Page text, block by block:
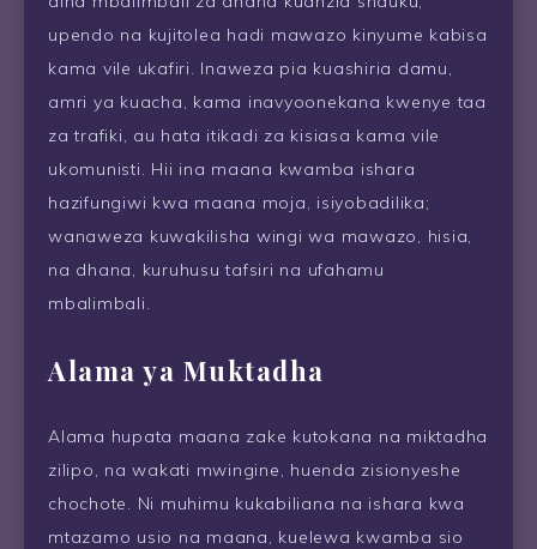
upendo na kujitolea hadi mawazo kinyume kabisa
kama vile ukafiri. Inaweza pia kuashiria damu,
amri ya kuacha, kama inavyoonekana kwenye taa
za trafiki, au hata itikadi za kisiasa kama vile
ukomunisti. Hii ina maana kwamba ishara
hazifungiwi kwa maana moja, isiyobadilika;
wanaweza kuwakilisha wingi wa mawazo, hisia,
na dhana, kuruhusu tafsiri na ufahamu
mbalimbali.
Alama ya Muktadha
Alama hupata maana zake kutokana na miktadha
zilipo, na wakati mwingine, huenda zisionyeshe
chochote. Ni muhimu kukabiliana na ishara kwa
mtazamo usio na maana, kuelewa kwamba sio